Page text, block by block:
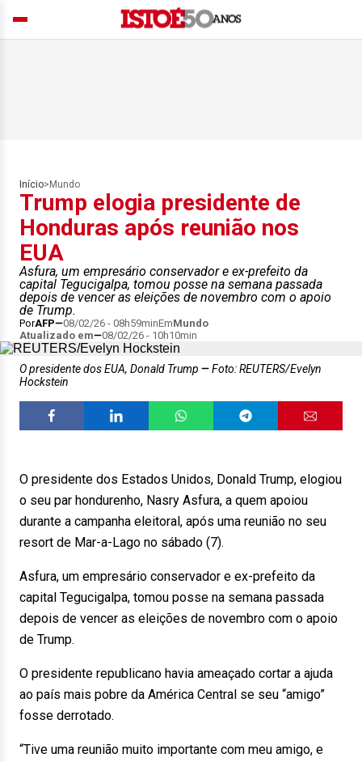
Início> Mundo
Trump elogia presidente de
Honduras após reunião nos
EUA
Asfura, um empresário conservador e ex-prefeito da
capital Tegucigalpa, tomou posse na semana passada
depois de vencer as eleições de novembro com o apoio
de Trump.
PorAFP 08/02/26 - 08h59minEmMundo
Atualizado em
08/02/26 - 10h10min
O presidente dos EUA, Donald Trump
Foto: REUTERS/Evelyn
Hockstein
O presidente dos Estados Unidos, Donald Trump, elogiou
o seu par hondurenho, Nasry Asfura, a quem apoiou
durante a campanha eleitoral, após uma reunião no seu
resort de Mar-a-Lago no sábado (7).
Asfura, um empresário conservador e ex-prefeito da
capital Tegucigalpa, tomou posse na semana passada
depois de vencer as eleições de novembro com o apoio
de Trump.
O presidente republicano havia ameaçado cortar a ajuda
ao país mais pobre da América Central se seu “amigo”
fosse derrotado.
“Tive uma reunião muito importante com meu amigo, e